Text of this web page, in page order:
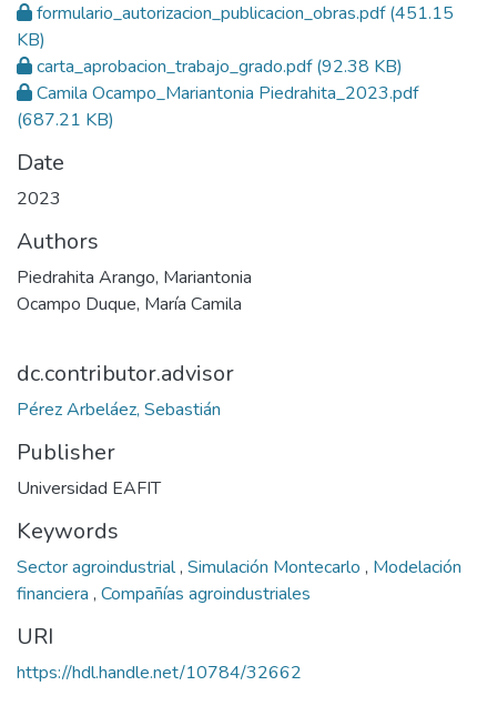
formulario_autorizacion_publicacion_obras.pdf(451.15
KB)
carta_aprobacion_trabajo_grado.pdf(92.38 KB)
Camila Ocampo_Mariantonia Piedrahita_2023.pdf
(687.21 KB)
Date
2023
Authors
Piedrahita Arango, Mariantonia
Ocampo Duque, María Camila
dc.contributor.advisor
Pérez Arbeláez, Sebastián
Publisher
Universidad EAFIT
Keywords
Sector agroindustrial, Simulación Montecarlo , Modelación
financiera , Compañías agroindustriales
URI
https://hdl.handle.net/10784/32662